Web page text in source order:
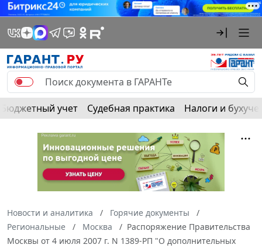
Бюджетный учет Судебная практика Налоги и
Новости и аналитика
Горячие документы
Региональные
Москва
Распоряжение Правительства
Москвы от 4 июля 2007 г. N 1389-РП "О дополнительных